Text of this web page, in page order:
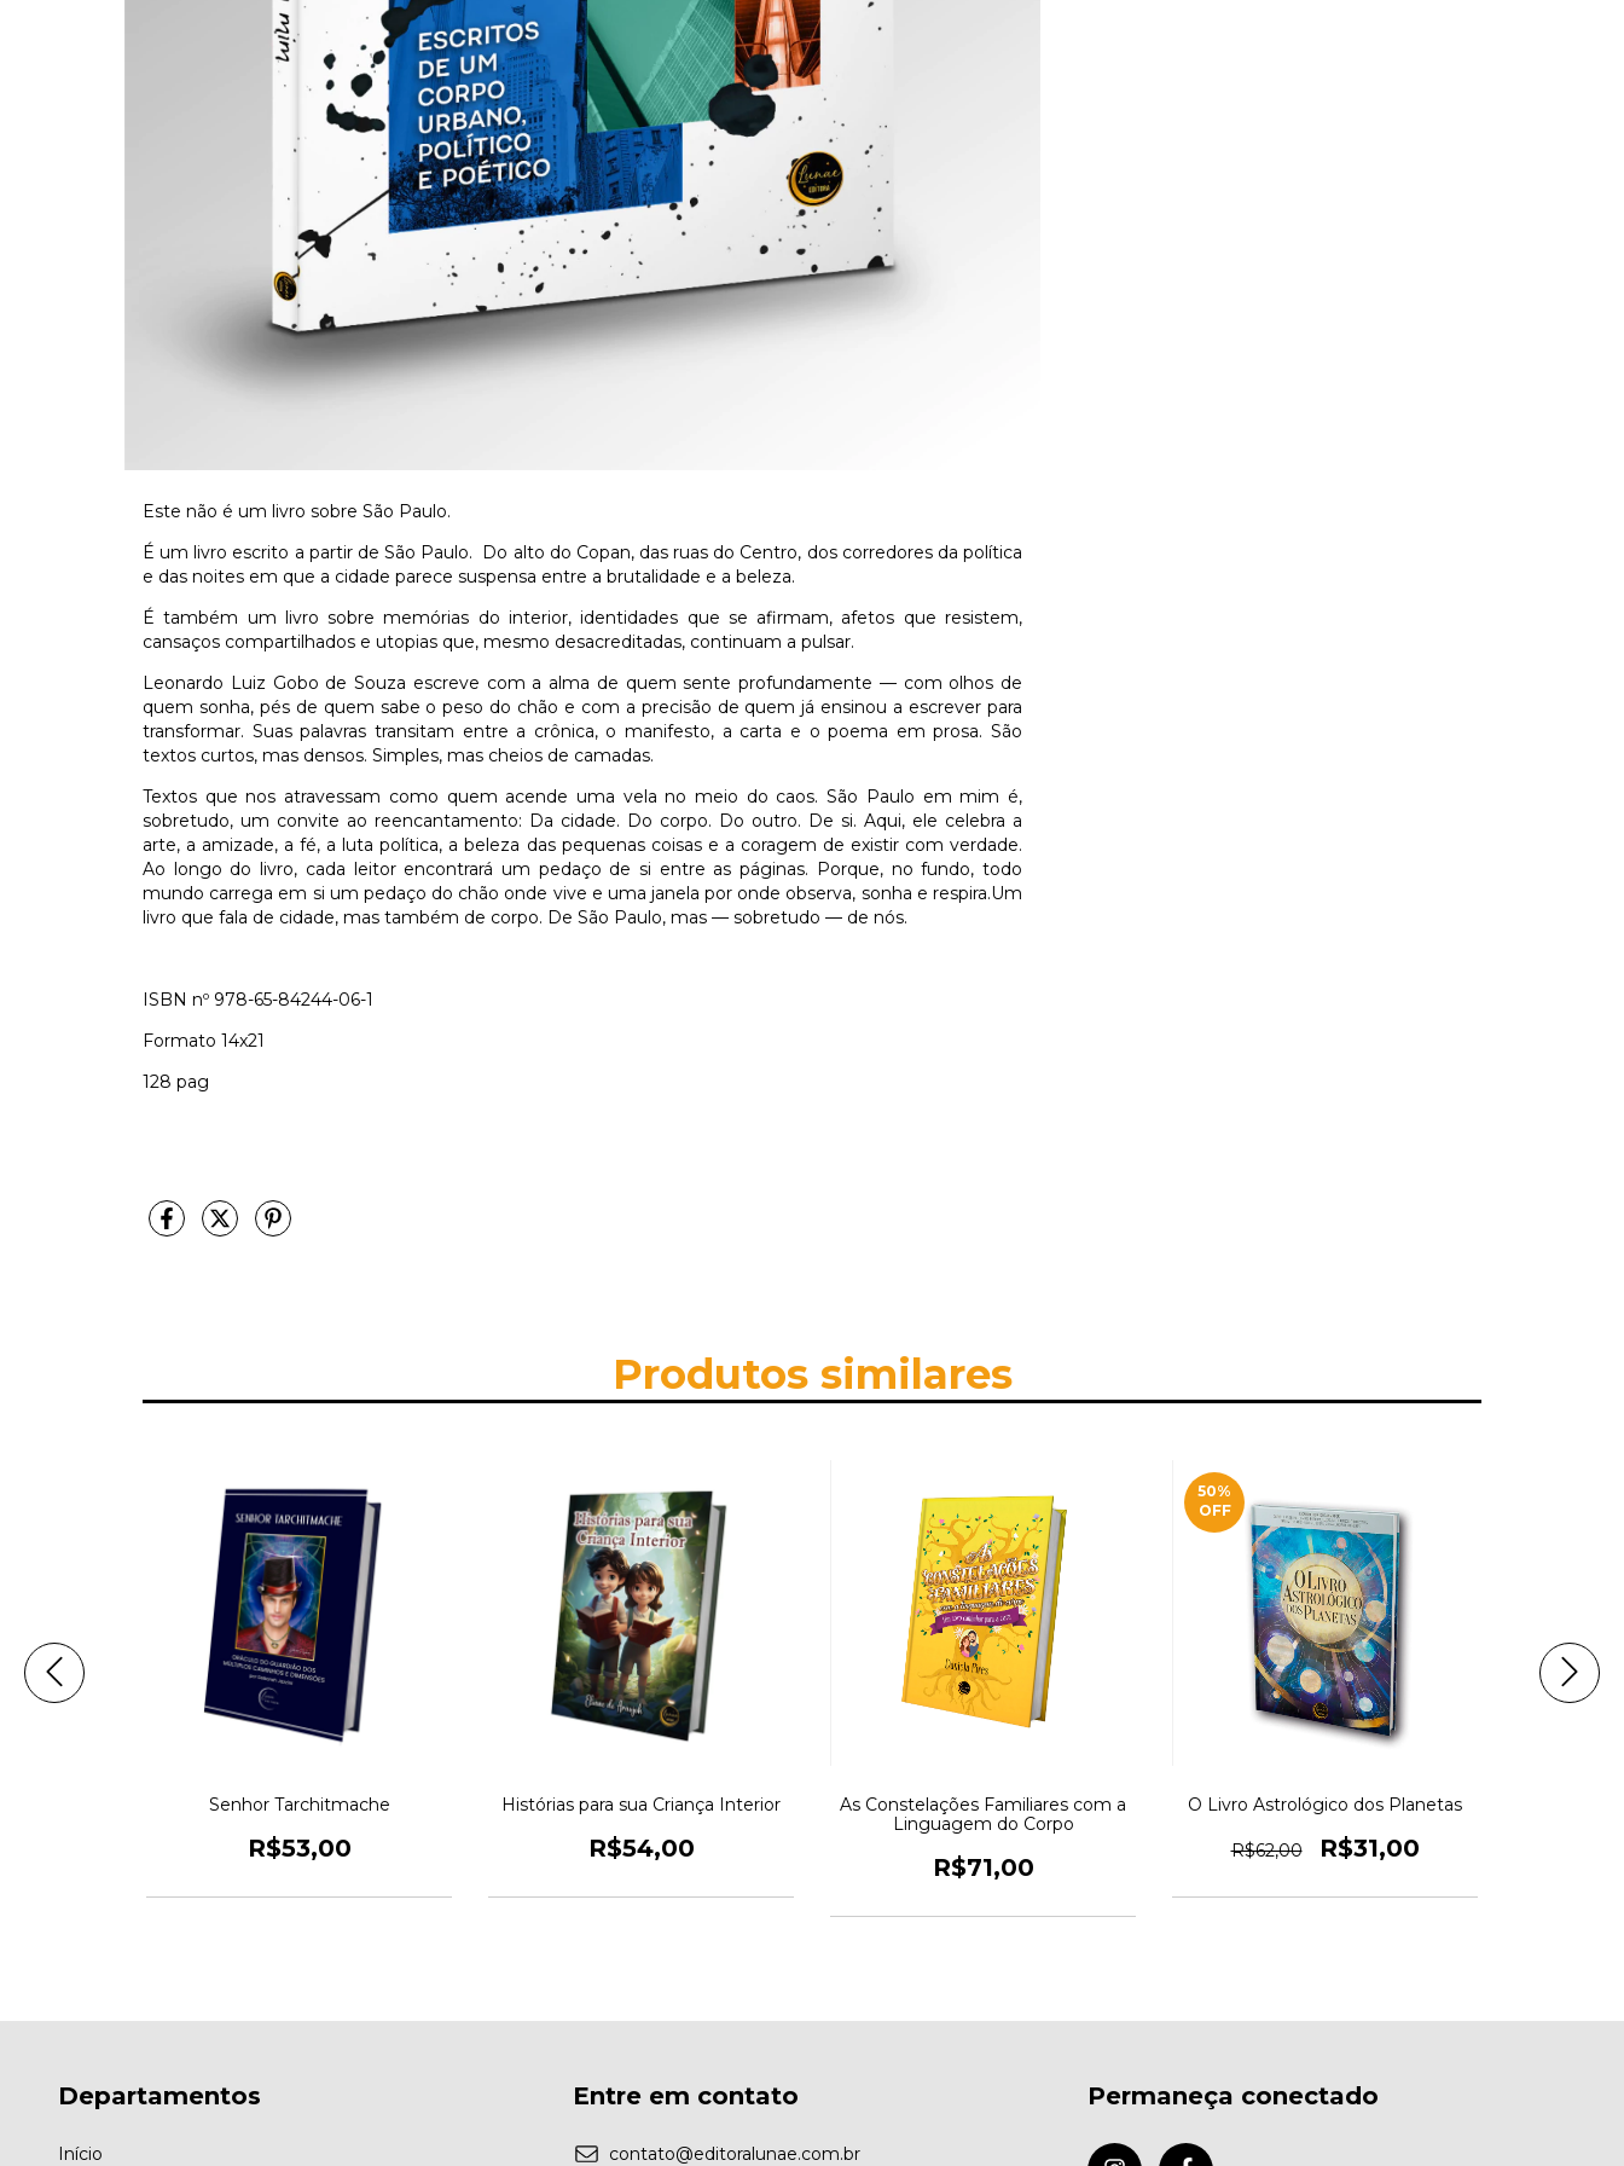
Este não é um livro sobre São Paulo.
É um livro escrito a partir de São Paulo. Do alto do Copan, das ruas do Centro, dos corredores da política
e das noites em que a cidade parece suspensa entre a brutalidade e a beleza.
É também um livro sobre memórias do interior, identidades que se afirmam, afetos que resistem,
cansaços compartilhados e utopias que, mesmo desacreditadas, continuam a pulsar.
Leonardo Luiz Gobo de Souza escreve com a alma de quem sente profundamente — com olhos de
quem sonha, pés de quem sabe o peso do chão e com a precisão de quem já ensinou a escrever para
transformar. Suas palavras transitam entre a crônica, o manifesto, a carta e o poema em prosa. São
textos curtos, mas densos. Simples, mas cheios de camadas.
Textos que nos atravessam como quem acende uma vela no meio do caos. São Paulo em mim é,
sobretudo, um convite ao reencantamento: Da cidade. Do corpo. Do outro. De si. Aqui, ele celebra a
arte, a amizade, a fé, a luta política, a beleza das pequenas coisas e a coragem de existir com verdade.
Ao longo do livro, cada leitor encontrará um pedaço de si entre as páginas. Porque, no fundo, todo
mundo carrega em si um pedaço do chão onde vive e uma janela por onde observa, sonha e respira.Um
livro que fala de cidade, mas também de corpo. De São Paulo, mas — sobretudo — de nós.
ISBN nº 978-65-84244-06-1
Formato 14x21
128 pag
Produtos similares
Senhor Tarchitmache
R$53,00
Histórias para sua Criança Interior
R$54,00
As Constelações Familiares com a
Linguagem do Corpo
R$71,00
50%
OFF
O Livro Astrológico dos Planetas
R$62,00 R$31,00
Departamentos
Início
Entre em contato
contato@editoralunae.com.br
Permaneça conectado